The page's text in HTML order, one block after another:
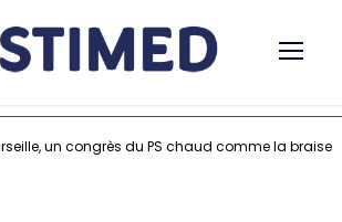
un congrès du PS chaud comme la braise